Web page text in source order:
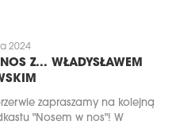
2024
Z... WŁADYSŁAWEM
zapraszamy na kolejną
"Nosem w nos"! W